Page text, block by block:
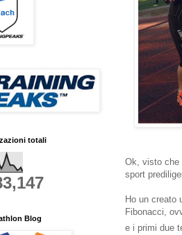
Ok, visto che
sport
Ho un creato
Fibonacci,
e i primi due
totali
Blog